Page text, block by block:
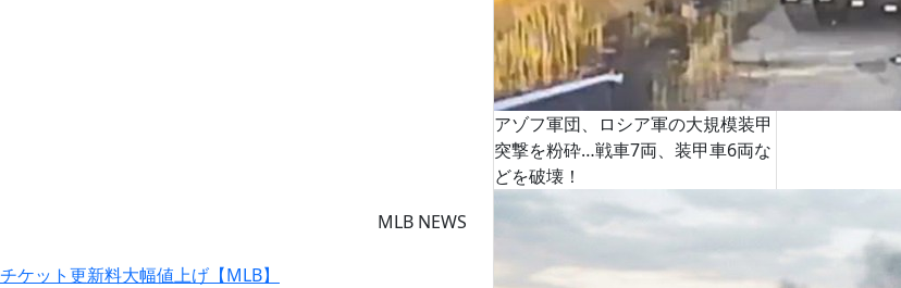
MLB NEWS
アゾフ軍団、ロシア軍の大規模装甲
突撃を粉砕…戦車7両、装甲車6両な
どを破壊！